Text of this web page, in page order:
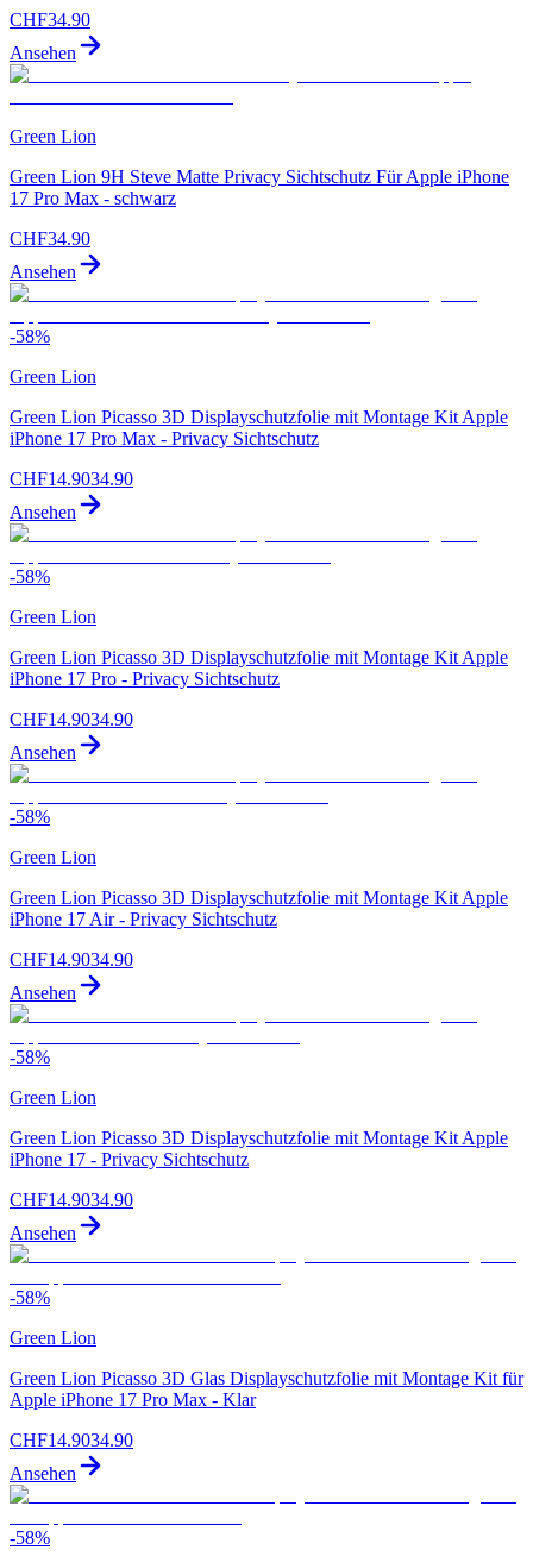
CHF34.90
Ansehen
Green Lion
Green Lion 9H Steve Matte Privacy Sichtschutz Für Apple iPhone
17 Pro Max - schwarz
CHF34.90
Ansehen
-58%
Green Lion
Green Lion Picasso 3D Displayschutzfolie mit Montage Kit Apple
iPhone 17 Pro Max - Privacy Sichtschutz
CHF14.9034.90
Ansehen
-58%
Green Lion
Green Lion Picasso 3D Displayschutzfolie mit Montage Kit Apple
iPhone 17 Pro - Privacy Sichtschutz
CHF14.9034.90
Ansehen
-58%
Green Lion
Green Lion Picasso 3D Displayschutzfolie mit Montage Kit Apple
iPhone 17 Air - Privacy Sichtschutz
CHF14.9034.90
Ansehen
-58%
Green Lion
Green Lion Picasso 3D Displayschutzfolie mit Montage Kit Apple
iPhone 17 - Privacy Sichtschutz
CHF14.9034.90
Ansehen
-58%
Green Lion
Green Lion Picasso 3D Glas Displayschutzfolie mit Montage Kit für
Apple iPhone 17 Pro Max - Klar
CHF14.9034.90
Ansehen
-58%